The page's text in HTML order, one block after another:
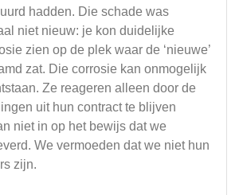
hadden. Die schade was
niet nieuw: je kon duidelijke
zien op de plek waar de ‘nieuwe’
zat. Die corrosie kan onmogelijk
Ze reageren alleen door de
uit hun contract te blijven
niet in op het bewijs dat we
We vermoeden dat we niet hun
zijn.